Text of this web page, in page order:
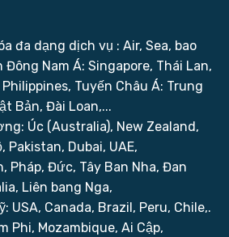
đa dạng dịch vụ : Air, Sea, bao
Đông Nam Á: Singapore, Thái Lan,
Tuyến Châu Á: Trung
Bản, Đài Loan,...
Úc (Australia), New Zealand,
Pakistan, Dubai, UAE,
Pháp, Đức, Tây Ban Nha, Đan
Liên bang Nga,
USA, Canada, Brazil, Peru, Chile,.
Phi, Mozambique, Ai Cập,